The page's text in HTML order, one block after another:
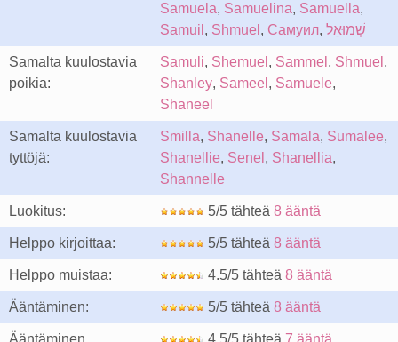
Samuela, Samuelina, Samuella,
Samuil , Shmuel , Самуил, שְׁמוּאֵל
Samalta kuulostavia
poikia:
Samuli, Shemuel , Sammel , Shmuel ,
Shanley, Sameel , Samuele,
Shaneel
Samalta kuulostavia
tyttöjä:
Smilla, Shanelle, Samala, Sumalee,
Shanellie, Senel , Shanellia,
Shannelle
Luokitus: 5/5 tähteä 8 ääntä
Helppo kirjoittaa: 5/5 tähteä 8 ääntä
Helppo muistaa: 4.5/5 tähteä 8 ääntä
Ääntäminen: 5/5 tähteä 8 ääntä
Ääntäminen
4.5/5 tähteä 7 ääntä